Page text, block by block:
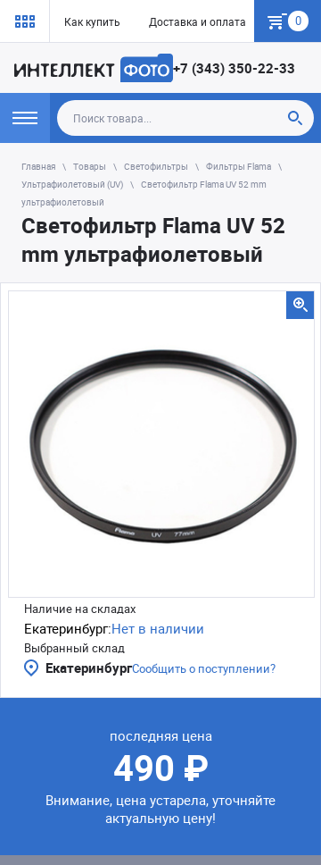
Как купить Доставка и оплата Гарантия
0
+7 (343) 350-22-33
Главная Товары Светофильтры
Фильтры Flama
Ультрафиолетовый (UV)
Светофильтр Flama UV 52 mm
ультрафиолетовый
Светофильтр Flama UV 52
mm ультрафиолетовый
Наличие на складах
Екатеринбург:Нет в наличии
Выбранный склад
ЕкатеринбургСообщить о поступлении?
последняя цена
490 ₽
Внимание, цена устарела, уточняйте
актуальную цену!